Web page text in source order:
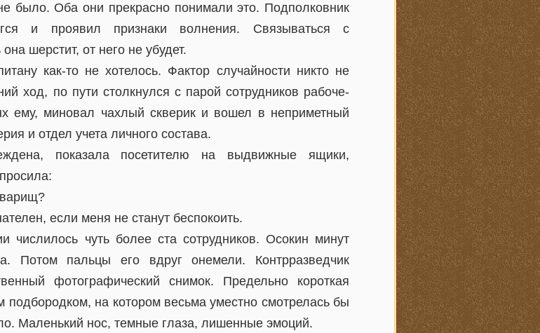
было. Оба они прекрасно понимали это. Подполковник
и проявил признаки волнения. Связываться с
шерстит, от него не убудет.
как-то не хотелось. Фактор случайности никто не
ход, по пути столкнулся с парой сотрудников рабоче-
ему, миновал чахлый скверик и вошел в неприметный
и отдел учета личного состава.
показала посетителю на выдвижные ящики,
если меня не станут беспокоить.
числилось чуть более ста сотрудников. Осокин минут
Потом пальцы его вдруг онемели. Контрразведчик
фотографический снимок. Предельно короткая
подбородком, на котором весьма уместно смотрелась бы
Маленький нос, темные глаза, лишенные эмоций.